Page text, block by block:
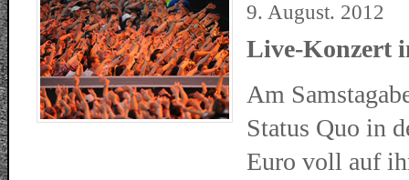
9. August. 2012
Live-Konzert
Am
Status Quo in
Euro voll auf